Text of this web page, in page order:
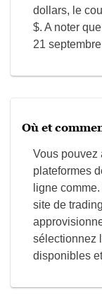
dollars, le
$. A noter
21
Où et
Vous pouvez
plateformes
ligne
site de
sélectionnez
disponibles